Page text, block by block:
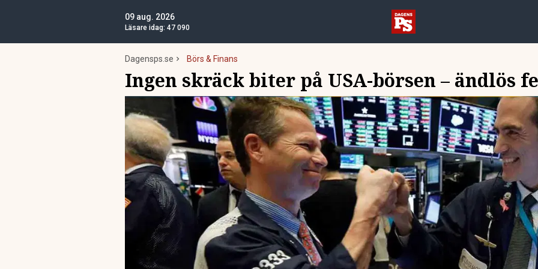
09 aug. 2026
Läsare idag: 47 090
Dagensps.se Börs & Finans
Ingen skräck biter på USA-börsen – ändlös